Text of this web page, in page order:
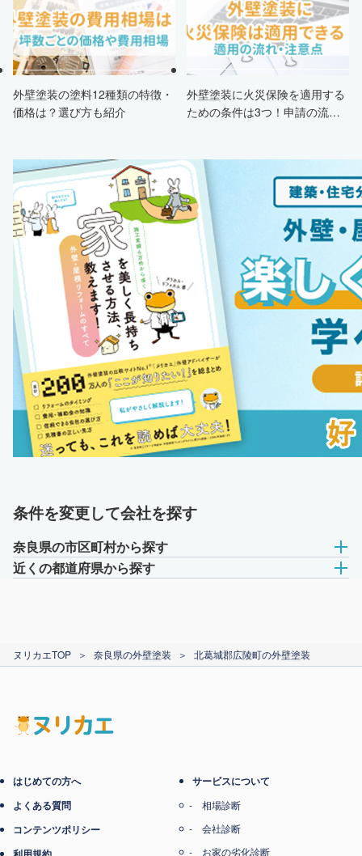
外壁塗装の塗料12種類の特徴・
価格は？選び方も紹介
外壁塗装に火災保険を適用する
ための条件は3つ！申請の流
条件を変更して会社を探す
奈良県の市区町村から探す
近くの都道府県から探す
ヌリカエTOP ＞ 奈良県の外壁塗装 ＞ 北葛城郡広陵町の外壁塗装
はじめての方へ
よくある質問
コンテンツポリシー
サービスについて
相場診断
会社診断
お家の劣化診断